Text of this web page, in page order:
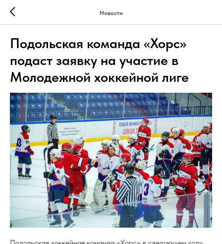
Новости
Подольская команда «Хорс»
подаст заявку на участие в
Молодежной хоккейной лиге